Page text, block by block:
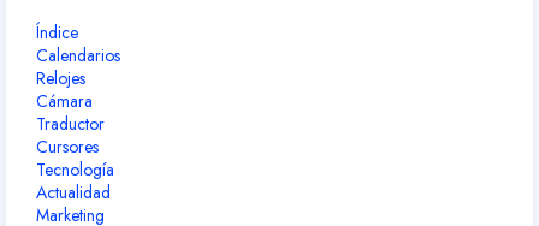
Índice
Calendarios
Relojes
Cámara
Traductor
Cursores
Tecnología
Actualidad
Marketing